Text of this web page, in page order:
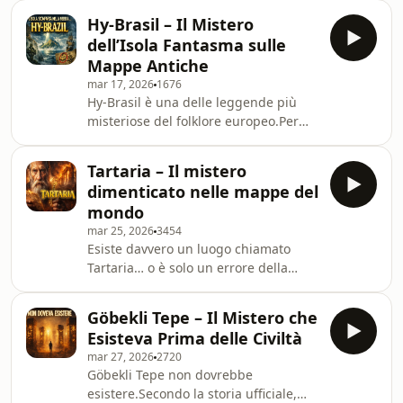
[@LaLocandaDellaTormenta](ht
dense e silenziose che sembrano
alterare l’ambiente: strumenti
elettronici che smettono di
funzionare, sensazioni di
disorientamento e la percezione che il
mondo attorno cambi per qualche
minuto.In alcuni racconti queste
nebbie sono associate a sparizioni
mis
Hy-Brasil – Il Mistero
dell’Isola Fantasma sulle
Mappe Antiche
mar 17, 2026 1676
Hy-Brasil è una delle leggende più
misteriose del folklore europeo.Per
a ovest dell’Irlanda. Secondo la
tradizione celtica era nascosta dalla
nebbia e visibile solo una volta ogni
sette anni.Cartografi medievali la
inserirono realmente nelle loro carte
geografiche, e diversi marinai
dichiararono di averla vista. Alcune
spedizion
Tartaria – Il mistero
dimenticato nelle mappe del
mondo
mar 25, 20263454
Esiste davvero un luogo chiamato
Tartaria… o è solo un errore della
oggi sembra non esistere più. Un
territorio immenso, misterioso, che
occupava gran parte dell’Asia e
oltre.Tartaria.Non è una leggenda
Göbekli Tepe – Il Mistero che
Esisteva Prima delle Civiltà
mar 27, 20262720
Göbekli Tepe non dovrebbe
esistere.Secondo la storia ufficiale,